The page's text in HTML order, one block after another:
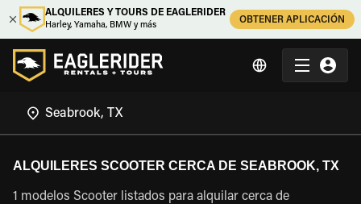
ALQUILERES Y TOURS DE EAGLERIDER
Harley, Yamaha, BMW y más
OBTENER APLICACIÓN
ALQUILERES SCOOTER CERCA DE SEABROOK, TX
1 modelos Scooter listados para alquilar cerca de